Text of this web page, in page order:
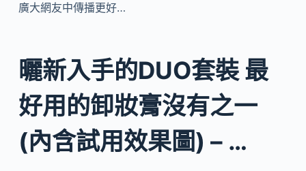
廣大網友中傳播更好…
曬新入手的DUO套裝 最
好用的卸妝膏沒有之一
(內含試用效果圖) – …